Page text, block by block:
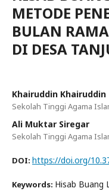
METODE
BULAN
DI DESA
Khairuddin Khairuddin
Sekolah Tinggi Agama
Ali Muktar Siregar
Sekolah Tinggi Agama
DOI: https://doi.org/
Keywords: Hisab Buang